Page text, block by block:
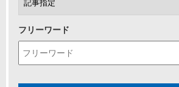
フリーワード